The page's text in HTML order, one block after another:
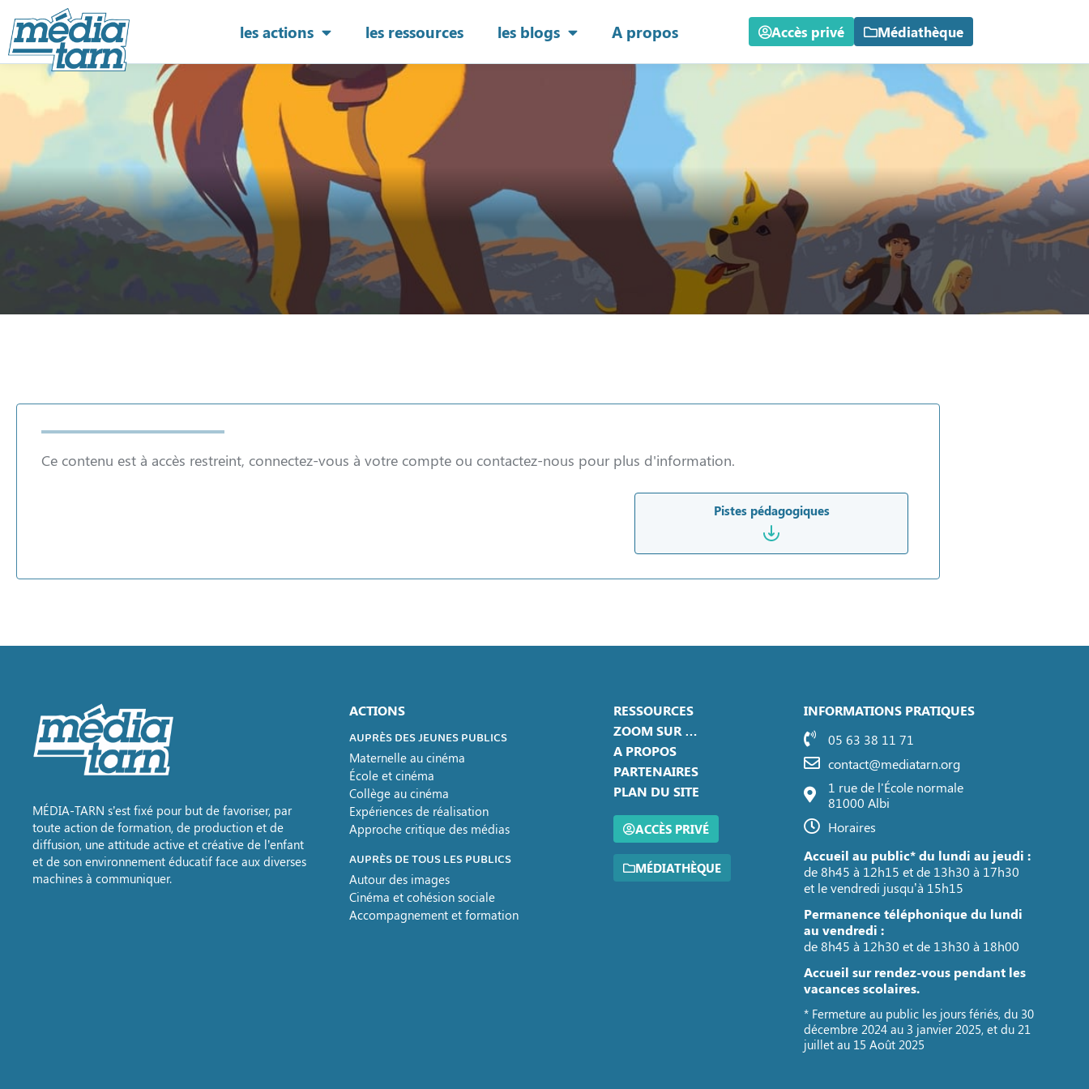
les actions les ressources les blogs A propos Accès privé Médiathèque
Ce contenu est à accès restreint, connectez-vous à votre compte ou contactez-nous pour plus d'information.
Pistes pédagogiques
MÉDIA-TARN s’est fixé pour but de favoriser, par
toute action de formation, de production et de
diffusion, une attitude active et créative de l’enfant
et de son environnement éducatif face aux diverses
machines à communiquer.
ACTIONS
AUPRÈS DES JEUNES PUBLICS
Maternelle au cinéma
École et cinéma
Collège au cinéma
Expériences de réalisation
Approche critique des médias
AUPRÈS DE TOUS LES PUBLICS
Autour des images
Cinéma et cohésion sociale
Accompagnement et formation
RESSOURCES
ZOOM SUR …
A PROPOS
PARTENAIRES
PLAN DU SITE
ACCÈS PRIVÉ
MÉDIATHÈQUE
INFORMATIONS PRATIQUES
05 63 38 11 71
contact@mediatarn.org
1 rue de l'École normale
81000 Albi
Horaires
Accueil au public* du lundi au jeudi :
de 8h45 à 12h15 et de 13h30 à 17h30
et le vendredi jusqu’à 15h15
Permanence téléphonique du lundi
au vendredi :
de 8h45 à 12h30 et de 13h30 à 18h00
Accueil sur rendez-vous pendant les
vacances scolaires.
* Fermeture au public les jours fériés, du 30
décembre 2024 au 3 janvier 2025, et du 21
juillet au 15 Août 2025